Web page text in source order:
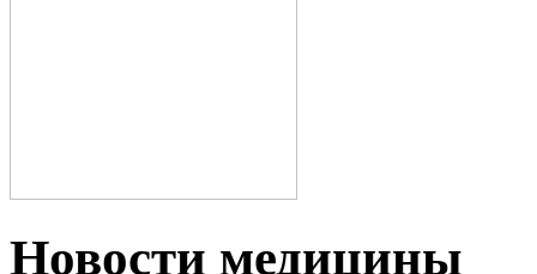
Новости медицины